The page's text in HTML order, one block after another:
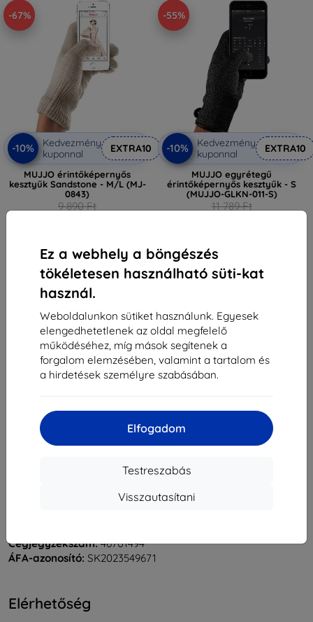
Ez a webhely a böngészés
tökéletesen használható süti-kat
használ.
Weboldalunkon sütiket használunk. Egyesek
elengedhetetlenek az oldal megfelelő
működéséhez, míg mások segítenek a
forgalom elemzésében, valamint a tartalom és
a hirdetések személyre szabásában.
Elfogadom
Testreszabás
Visszautasítani
-67%
-10%
Kedvezmény
kuponnal
EXTRA10
MUJJO érintőképernyős
kesztyűk Sandstone - M/L (MJ-
0843)
9 890 Ft
-55%
-10%
Kedvezmény
kuponnal
EXTRA10
MUJJO egyrétegű
érintőképernyős kesztyűk - S
(MUJJO-GLKN-011-S)
11 789 Ft
Összes találat6.
Rudolf Mocka utca 3750/2A
Cégjegyzékszám:46701494
ÁFA-azonosító: SK2023549671
Elérhetőség